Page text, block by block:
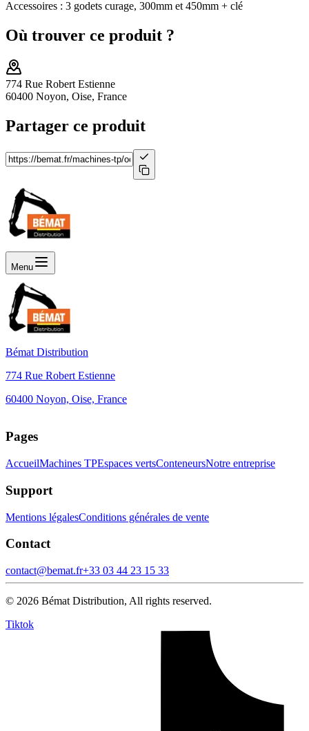
Accessoires : 3 godets curage, 300mm et 450mm + clé
Où trouver ce produit ?
774 Rue Robert Estienne
60400 Noyon, Oise, France
Partager ce produit
Menu
Bémat Distribution
774 Rue Robert Estienne
60400 Noyon, Oise, France
+
Pages
AccueilMachines TPEspaces vertsConteneursNotre entreprise
Support
Mentions légalesConditions générales de vente
Contact
contact@bemat.fr+33 03 44 23 15 33
© 2026 Bémat Distribution, All rights reserved.
Tiktok